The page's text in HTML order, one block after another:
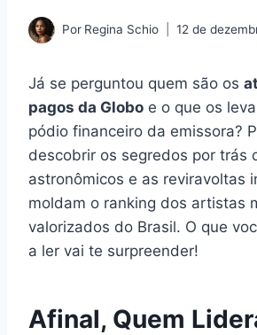
Por Regina Schio 12 de
Já se perguntou quem são os
pagos da Globo e o que os
pódio financeiro da emissora?
descobrir os segredos por trás
astronômicos e as reviravoltas
moldam o ranking dos artistas
valorizados do Brasil. O que
a ler vai te surpreender!
Afinal, Quem